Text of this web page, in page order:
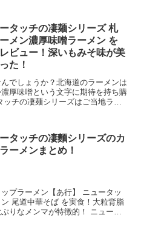
タッチの凄麺シリーズ 札
メン濃厚味噌ラーメン を
ビュー！深いもみそ味が美
た！
でしょうか？北海道のラーメンは
厚味噌という文字に期待を持ち購
チの凄麺シリーズはご当地ラー
タッチの凄麵シリーズのカ
ーメンまとめ！
プラーメン【あ行】 ニュータッ
尾道中華そば を実食！大粒背脂
メンマが特徴的！ ニュータ